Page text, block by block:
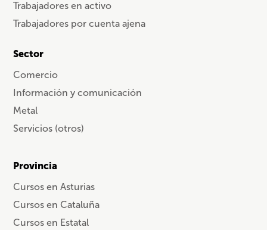
Trabajadores en activo
Trabajadores por cuenta ajena
Sector
Comercio
Información y comunicación
Metal
Servicios (otros)
Provincia
Cursos en Asturias
Cursos en Cataluña
Cursos en Estatal